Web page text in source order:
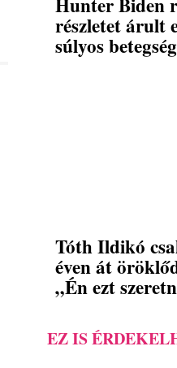
részletet árult
súlyos
Tóth Ildikó
éven át
„Én ezt
EZ IS